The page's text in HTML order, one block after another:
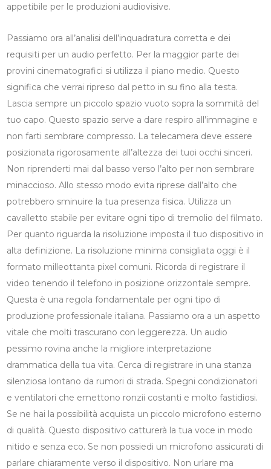
appetibile per le produzioni audiovisive.
Passiamo ora all’analisi dell’inquadratura corretta e dei
requisiti per un audio perfetto. Per la maggior parte dei
provini cinematografici si utilizza il piano medio. Questo
significa che verrai ripreso dal petto in su fino alla testa.
Lascia sempre un piccolo spazio vuoto sopra la sommità del
tuo capo. Questo spazio serve a dare respiro all’immagine e
non farti sembrare compresso. La telecamera deve essere
posizionata rigorosamente all’altezza dei tuoi occhi sinceri.
Non riprenderti mai dal basso verso l’alto per non sembrare
minaccioso. Allo stesso modo evita riprese dall’alto che
potrebbero sminuire la tua presenza fisica. Utilizza un
cavalletto stabile per evitare ogni tipo di tremolio del filmato.
Per quanto riguarda la risoluzione imposta il tuo dispositivo in
alta definizione. La risoluzione minima consigliata oggi è il
formato milleottanta pixel comuni. Ricorda di registrare il
video tenendo il telefono in posizione orizzontale sempre.
Questa è una regola fondamentale per ogni tipo di
produzione professionale italiana. Passiamo ora a un aspetto
vitale che molti trascurano con leggerezza. Un audio
pessimo rovina anche la migliore interpretazione
drammatica della tua vita. Cerca di registrare in una stanza
silenziosa lontano da rumori di strada. Spegni condizionatori
e ventilatori che emettono ronzii costanti e molto fastidiosi.
Se ne hai la possibilità acquista un piccolo microfono esterno
di qualità. Questo dispositivo catturerà la tua voce in modo
nitido e senza eco. Se non possiedi un microfono assicurati di
parlare chiaramente verso il dispositivo. Non urlare ma